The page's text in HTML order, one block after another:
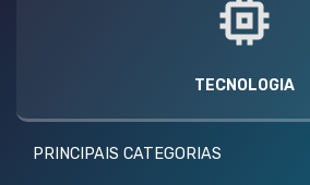
TECNOLOGIA
PRINCIPAIS CATEGORIAS